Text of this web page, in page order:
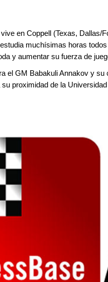
en Coppell (Texas, Dallas/
muchísimas horas
y aumentar su fuerza de
el GM Babakuli Annakov y su
proximidad de la